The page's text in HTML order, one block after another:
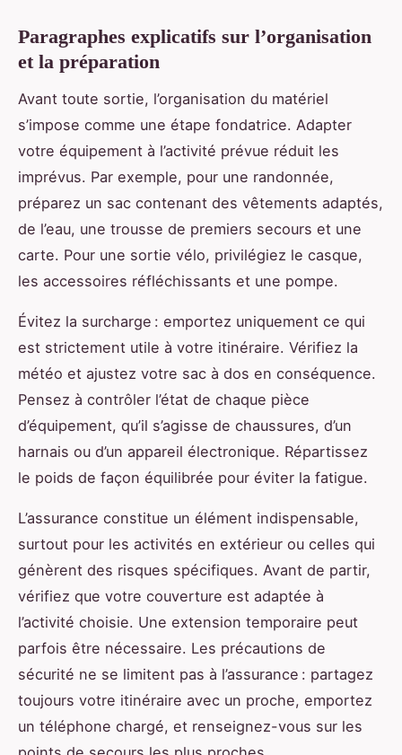
Paragraphes explicatifs sur l’organisation
et la préparation
Avant toute sortie, l’organisation du matériel
s’impose comme une étape fondatrice. Adapter
votre équipement à l’activité prévue réduit les
imprévus. Par exemple, pour une randonnée,
préparez un sac contenant des vêtements adaptés,
de l’eau, une trousse de premiers secours et une
carte. Pour une sortie vélo, privilégiez le casque,
les accessoires réfléchissants et une pompe.
Évitez la surcharge : emportez uniquement ce qui
est strictement utile à votre itinéraire. Vérifiez la
météo et ajustez votre sac à dos en conséquence.
Pensez à contrôler l’état de chaque pièce
d’équipement, qu’il s’agisse de chaussures, d’un
harnais ou d’un appareil électronique. Répartissez
le poids de façon équilibrée pour éviter la fatigue.
L’assurance constitue un élément indispensable,
surtout pour les activités en extérieur ou celles qui
génèrent des risques spécifiques. Avant de partir,
vérifiez que votre couverture est adaptée à
l’activité choisie. Une extension temporaire peut
parfois être nécessaire. Les précautions de
sécurité ne se limitent pas à l’assurance : partagez
toujours votre itinéraire avec un proche, emportez
un téléphone chargé, et renseignez-vous sur les